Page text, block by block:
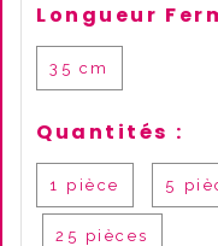
Longueur
35 cm
Quantités :
1 pièce 5
25 pièces